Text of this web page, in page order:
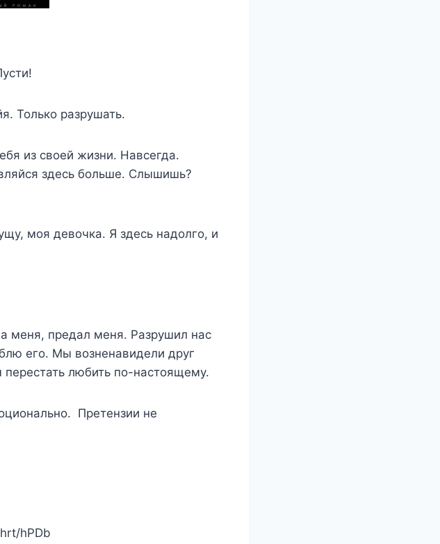
Только разрушать.
из своей жизни. Навсегда.
здесь больше. Слышишь?
моя девочка. Я здесь надолго, и
меня, предал меня. Разрушил нас
его. Мы возненавидели друг
любить по-настоящему.
Претензии не
hPDb